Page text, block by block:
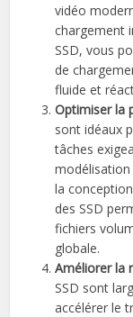
vidéo
chargement
SSD, vous
de
fluide et
Optimiser la
sont idéaux
tâches
modélisation
la
des SSD
fichiers
globale.
Améliorer la
SSD sont
accélérer le